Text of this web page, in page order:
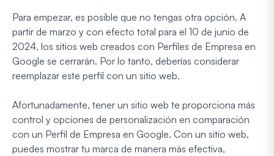
Para empezar, es posible que no tengas otra opción. A
partir de marzo y con efecto total para el 10 de junio de
2024, los sitios web creados con Perfiles de Empresa en
Google se cerrarán. Por lo tanto, deberías considerar
reemplazar este perfil con un sitio web.
Afortunadamente, tener un sitio web te proporciona más
control y opciones de personalización en comparación
con un Perfil de Empresa en Google. Con un sitio web,
puedes mostrar tu marca de manera más efectiva,